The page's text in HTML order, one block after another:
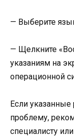
— Выберите
— Щелкните
указаниям на
операционной
Если
проблему,
специалисту